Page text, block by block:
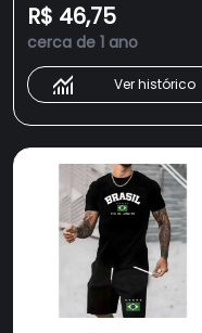
R$ 46,75
cerca de 1 ano
Ver histórico